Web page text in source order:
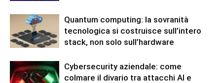
Quantum computing: la sovranità
tecnologica si costruisce sull’intero
stack, non solo sull’hardware
Cybersecurity aziendale: come
colmare il divario tra attacchi AI e